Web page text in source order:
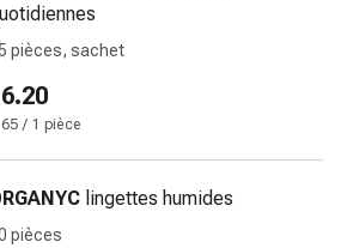
pièces, sachet
/ 1 pièce
lingettes humides
pièces